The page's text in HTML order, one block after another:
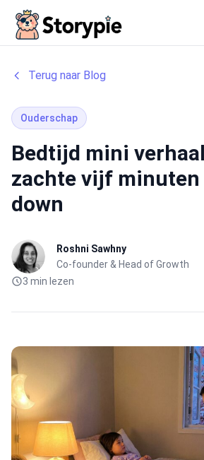
Terug naar Blog
Ouderschap
Bedtijd mini
zachte vijf
down
Roshni Sawhny
Co-founder & Head of Growth
3 min lezen